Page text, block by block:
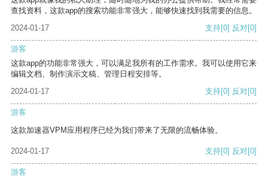
查找资料，这款app的搜索功能非常强大，能够快速找到我需要的信息。
2024-01-17
支持[0] 反对[0]
游客
这款app的功能非常强大，可以满足我所有的工作需求。我可以使用它来
编辑文档、制作演示文稿、管理日程安排等。
2024-01-17
支持[0] 反对[0]
游客
这款加速器VPM应用程序已经为我们带来了无限的流畅体验。
2024-01-17 支持[0] 反对[0]
游客